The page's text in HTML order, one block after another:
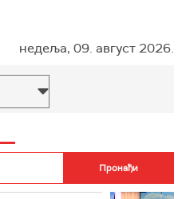
недеља, 09. август 2026.